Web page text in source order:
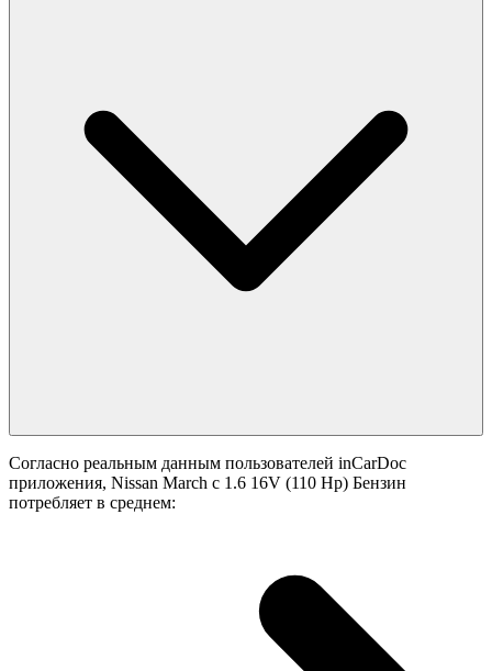
Согласно реальным данным пользователей inCarDoc
приложения, Nissan March с 1.6 16V (110 Hp) Бензин
потребляет в среднем: